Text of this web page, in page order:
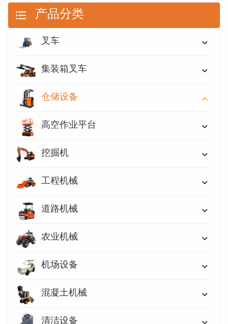
产品分类
叉车
集装箱叉车
仓储设备
高空作业平台
挖掘机
工程机械
道路机械
农业机械
机场设备
混凝土机械
清洁设备